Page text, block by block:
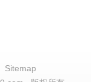
Sitemap